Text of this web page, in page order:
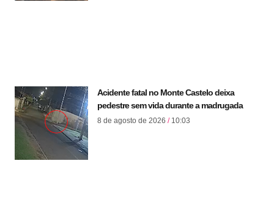
Acidente fatal no Monte Castelo deixa
pedestre sem vida durante a madrugada
8 de agosto de 2026 10:03